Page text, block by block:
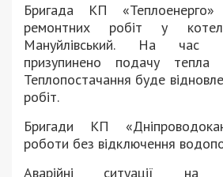
Бригада КП
ремонтних робіт у
Мануйлівський. На час
призупинено подачу
Теплопостачання буде
робіт.
Бригади КП
роботи без відключення
Аварійні ситуації на